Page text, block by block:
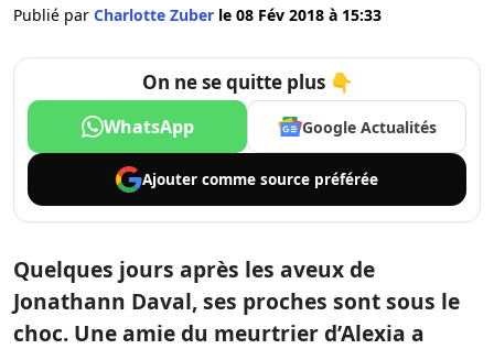
Publié par Charlotte Zuber le 08 Fév 2018 à 15:33
On ne se quitte plus 👇
WhatsApp Google Actualités
Ajouter comme source préférée
Quelques jours après les aveux de
Jonathann Daval, ses proches sont sous le
choc. Une amie du meurtrier d’Alexia a